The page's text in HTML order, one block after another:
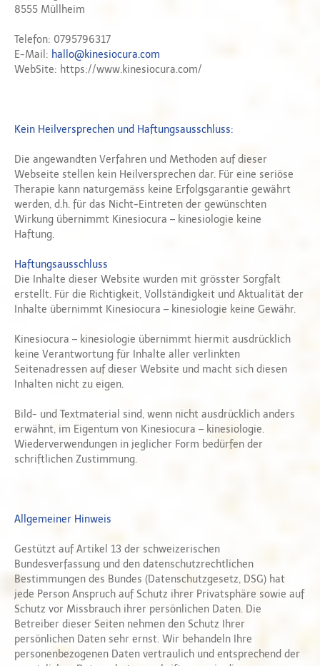
8555 Müllheim
Telefon: 0795796317
E-Mail: hallo@kinesiocura.com
WebSite: https://www.kinesiocura.com/
Kein Heilversprechen und Haftungsausschluss:
Die angewandten Verfahren und Methoden auf dieser
Webseite stellen kein Heilversprechen dar. Für eine seriöse
Therapie kann naturgemäss keine Erfolgsgarantie gewährt
werden, d.h. für das Nicht-Eintreten der gewünschten
Wirkung übernimmt Kinesiocura – kinesiologie keine
Haftung.
Haftungsausschluss
Die Inhalte dieser Website wurden mit grösster Sorgfalt
erstellt. Für die Richtigkeit, Vollständigkeit und Aktualität der
Inhalte übernimmt Kinesiocura – kinesiologie keine Gewähr.
Kinesiocura – kinesiologie übernimmt hiermit ausdrücklich
keine Verantwortung für Inhalte aller verlinkten
Seitenadressen auf dieser Website und macht sich diesen
Inhalten nicht zu eigen.
Bild- und Textmaterial sind, wenn nicht ausdrücklich anders
erwähnt, im Eigentum von Kinesiocura – kinesiologie.
Wiederverwendungen in jeglicher Form bedürfen der
schriftlichen Zustimmung.
Allgemeiner Hinweis
Gestützt auf Artikel 13 der schweizerischen
Bundesverfassung und den datenschutzrechtlichen
Bestimmungen des Bundes (Datenschutzgesetz, DSG) hat
jede Person Anspruch auf Schutz ihrer Privatsphäre sowie auf
Schutz vor Missbrauch ihrer persönlichen Daten. Die
Betreiber dieser Seiten nehmen den Schutz Ihrer
persönlichen Daten sehr ernst. Wir behandeln Ihre
personenbezogenen Daten vertraulich und entsprechend der